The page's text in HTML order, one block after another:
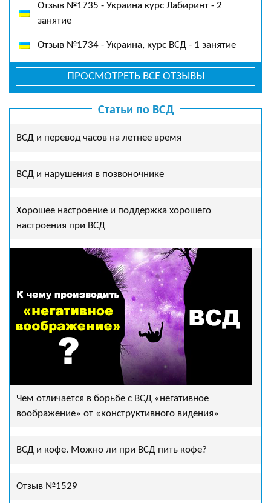
Отзыв №1735 - Украина курс Лабиринт - 2
занятие
Отзыв №1734 - Украина, курс ВСД - 1 занятие
ПРОСМОТРЕТЬ ВСЕ ОТЗЫВЫ
Статьи по ВСД
ВСД и перевод часов на летнее время
ВСД и нарушения в позвоночнике
Хорошее настроение и поддержка хорошего
настроения при ВСД
Чем отличается в борьбе с ВСД «негативное
воображение» от «конструктивного видения»
ВСД и кофе. Можно ли при ВСД пить кофе?
Отзыв №1529